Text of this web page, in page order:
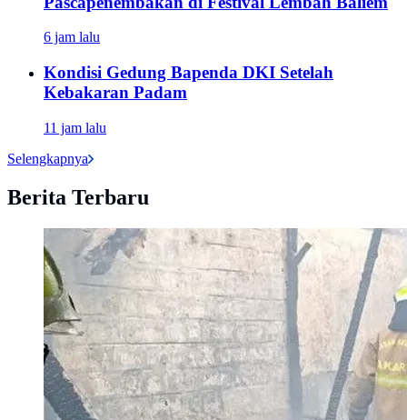
6 jam lalu
Kondisi Gedung Bapenda DKI Setelah
Kebakaran Padam
11 jam lalu
Selengkapnya
Berita Terbaru